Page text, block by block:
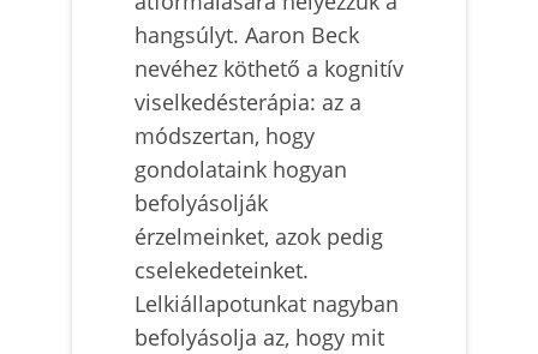
hangsúlyt. Aaron Beck
nevéhez köthető a kognitív
viselkedésterápia: az a
módszertan, hogy
gondolataink hogyan
befolyásolják
érzelmeinket, azok pedig
cselekedeteinket.
Lelkiállapotunkat nagyban
befolyásolja az, hogy mit